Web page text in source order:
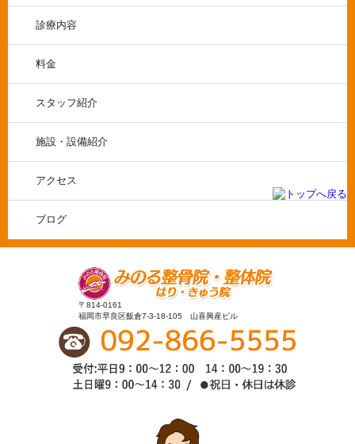
診療内容
料金
スタッフ紹介
施設・設備紹介
アクセス
ブログ
〒814-0161
福岡市早良区飯倉7-3-18-105 山喜興産ビル